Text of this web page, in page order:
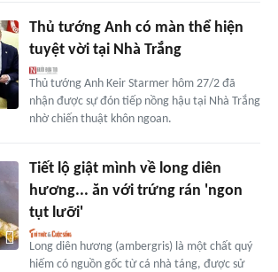
Thủ tướng Anh có màn thể hiện
tuyệt vời tại Nhà Trắng
Thủ tướng Anh Keir Starmer hôm 27/2 đã
nhận được sự đón tiếp nồng hậu tại Nhà Trắng
nhờ chiến thuật khôn ngoan.
Tiết lộ giật mình về long diên
hương... ăn với trứng rán 'ngon
tụt lưỡi'
Long diên hương (ambergris) là một chất quý
hiếm có nguồn gốc từ cá nhà táng, được sử